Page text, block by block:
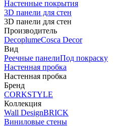
Настенные покрытия
3D панели для стен
3D панели для стен
Производитель
DecoplumeCosca Decor
Вид
Реечные панелиПод покраску
Настенная пробка
Настенная пробка
Бренд
CORKSTYLE
Коллекция
Wall DesignBRICK
Виниловые стены